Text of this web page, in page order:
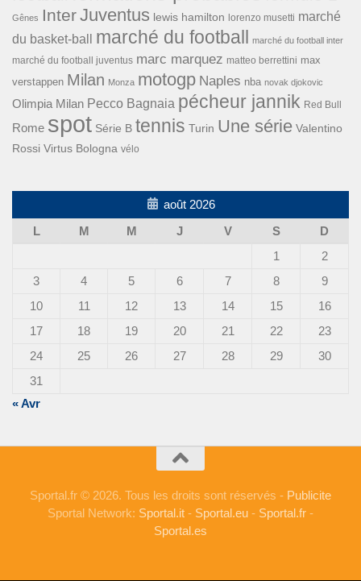
Gênes InterJuventus lewis hamilton lorenzo musetti marché
du basket-ball
marché du football marché du football inter
marché du football juventus marc marquez matteo berrettini max
verstappen Milan Monza motogp Naples nba novak djokovic
Olimpia Milan Pecco Bagnaia pécheur jannik Red Bull
Rome spot Série B tennis Turin Une série Valentino
Rossi Virtus Bologna vélo
août 2026
L
M M J V S
D
1
2
3
4 5 6 7 8
9
10
11 12 13 14 15
16
17
18 19 20 21 22
23
24
25 26 27 28 29
30
31
« Avr
Sportal.fr © 2026. Tous les droits sont réservés - Publicite
Sportal Network: Sportal.it - Sportal.eu - Sportal.fr -
Sportal.es